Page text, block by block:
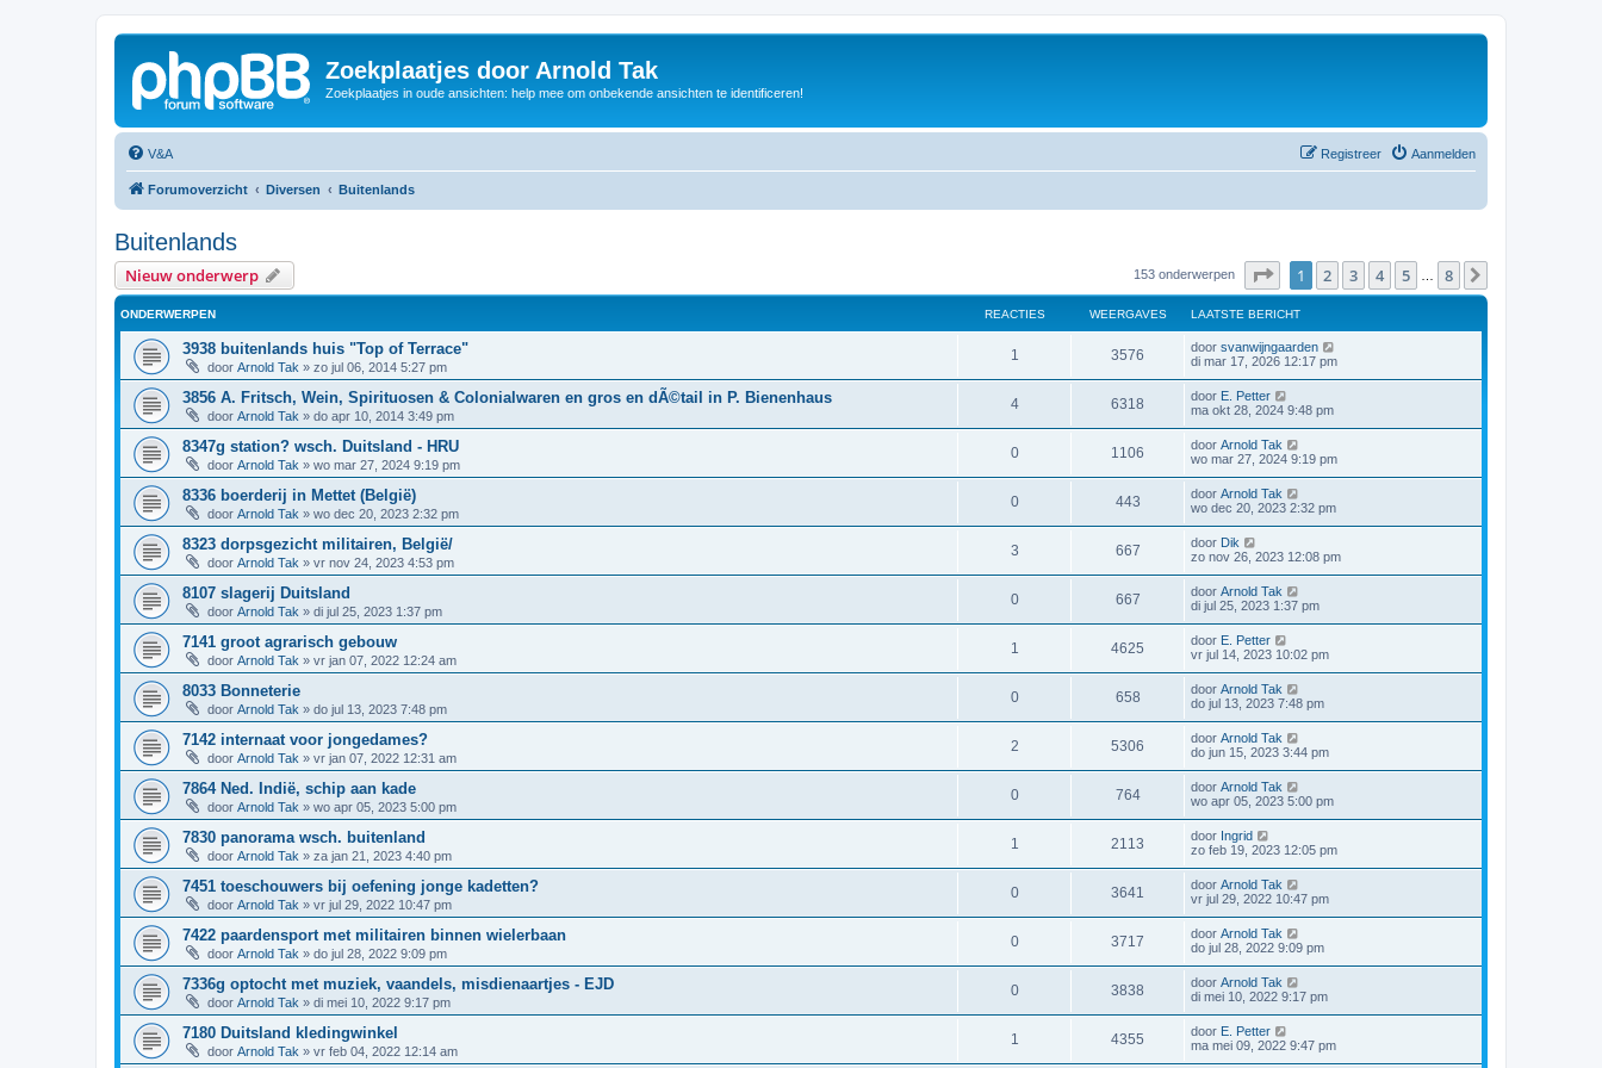
Zoekplaatjes door Arnold Tak
Zoekplaatjes in oude ansichten: help mee om onbekende ansichten te identificeren!
V&A Aanmelden
Registreer
Forumoverzicht Diversen Buitenlands
Buitenlands
Nieuw onderwerp 153 onderwerpen Pagina1 van 8
1 2 3 4 5 8
ONDERWERPEN REACTIES WEERGAVES LAATSTE BERICHT
3938 buitenlands huis "Top of Terrace"
door Arnold Tak » zo jul 06, 2014 5:27 pm
1 3576 door svanwijngaarden
di mar 17, 2026 12:17 pm
3856 A. Fritsch, Wein, Spirituosen & Colonialwaren en gros en dÃ©tail in P. Bienenhaus
door Arnold Tak » do apr 10, 2014 3:49 pm
4 6318 door E. Petter
ma okt 28, 2024 9:48 pm
8347g station? wsch. Duitsland - HRU
door Arnold Tak » wo mar 27, 2024 9:19 pm
0 1106 door Arnold Tak
wo mar 27, 2024 9:19 pm
8336 boerderij in Mettet (België)
door Arnold Tak » wo dec 20, 2023 2:32 pm
0 443 door Arnold Tak
wo dec 20, 2023 2:32 pm
8323 dorpsgezicht militairen, België/
door Arnold Tak » vr nov 24, 2023 4:53 pm
3 667 door Dik
zo nov 26, 2023 12:08 pm
8107 slagerij Duitsland
door Arnold Tak » di jul 25, 2023 1:37 pm
0 667 door Arnold Tak
di jul 25, 2023 1:37 pm
7141 groot agrarisch gebouw
door Arnold Tak » vr jan 07, 2022 12:24 am
1 4625 door E. Petter
vr jul 14, 2023 10:02 pm
8033 Bonneterie
door Arnold Tak » do jul 13, 2023 7:48 pm
0 658 door Arnold Tak
do jul 13, 2023 7:48 pm
7142 internaat voor jongedames?
door Arnold Tak » vr jan 07, 2022 12:31 am
2 5306 door Arnold Tak
do jun 15, 2023 3:44 pm
7864 Ned. Indië, schip aan kade
door Arnold Tak » wo apr 05, 2023 5:00 pm
0 764 door Arnold Tak
wo apr 05, 2023 5:00 pm
7830 panorama wsch. buitenland
door Arnold Tak » za jan 21, 2023 4:40 pm
1 2113 door Ingrid
zo feb 19, 2023 12:05 pm
7451 toeschouwers bij oefening jonge kadetten?
door Arnold Tak » vr jul 29, 2022 10:47 pm
0 3641 door Arnold Tak
vr jul 29, 2022 10:47 pm
7422 paardensport met militairen binnen wielerbaan
door Arnold Tak » do jul 28, 2022 9:09 pm
0 3717 door Arnold Tak
do jul 28, 2022 9:09 pm
7336g optocht met muziek, vaandels, misdienaartjes - EJD
door Arnold Tak » di mei 10, 2022 9:17 pm
0 3838 door Arnold Tak
di mei 10, 2022 9:17 pm
7180 Duitsland kledingwinkel
door Arnold Tak » vr feb 04, 2022 12:14 am
1 4355 door E. Petter
ma mei 09, 2022 9:47 pm